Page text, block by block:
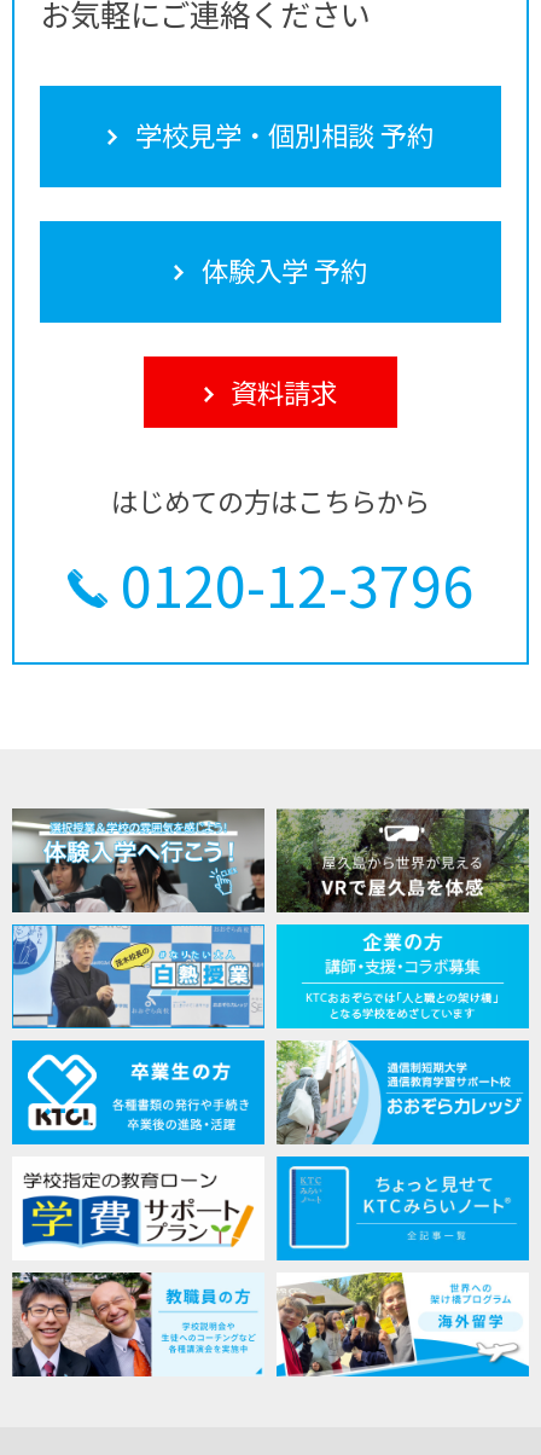
お気軽にご連絡ください
学校見学・個別相談 予約
体験入学 予約
資料請求
はじめての方はこちらから
0120-12-3796